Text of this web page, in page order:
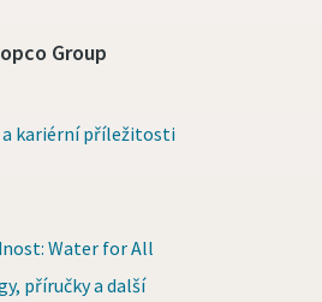
Group
kariérní příležitosti
Water for All
příručky a další